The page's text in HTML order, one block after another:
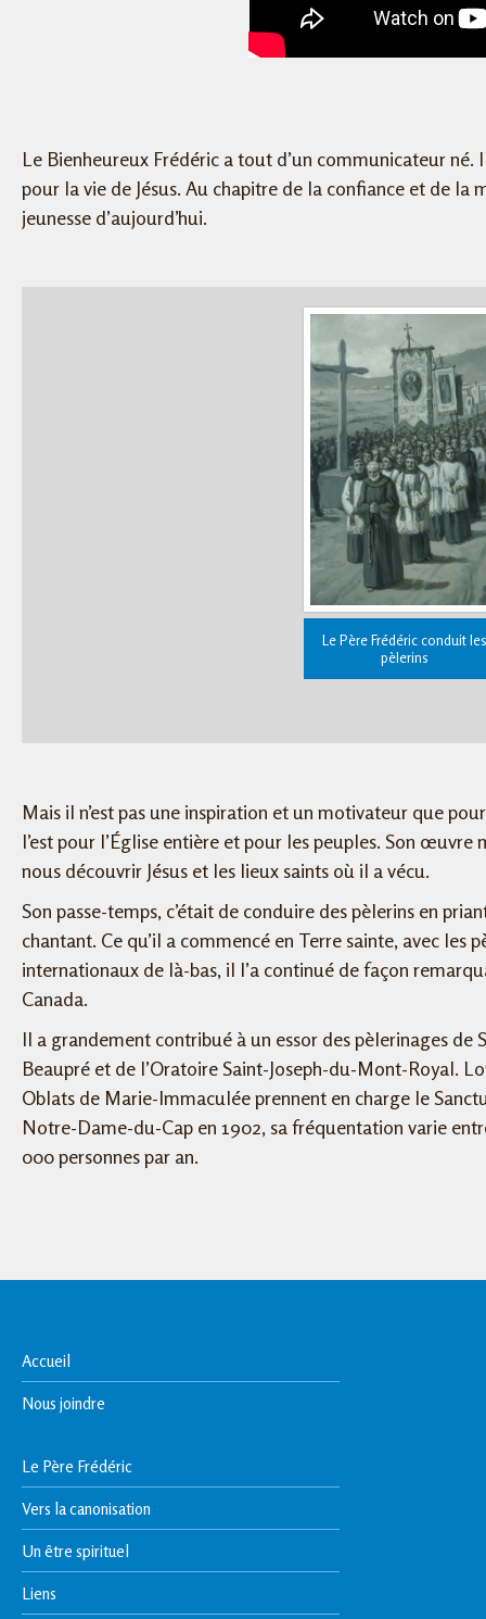
Le Bienheureux Frédéric a tout d’un communicateur
pour la vie de Jésus. Au chapitre de la confiance et de
jeunesse d’aujourd’hui.
Le Père Frédéric conduit
pèlerins
Mais il n’est pas une inspiration et un motivateur que
l’est pour l’Église entière et pour les peuples. Son œuvre
nous découvrir Jésus et les lieux saints où il a vécu.
Son passe-temps, c’était de conduire des pèlerins en
chantant. Ce qu’il a commencé en Terre sainte, avec les
internationaux de là-bas, il l’a continué de façon
Canada.
Il a grandement contribué à un essor des pèlerinages de
Beaupré et de l’Oratoire Saint-Joseph-du-Mont-Royal.
Oblats de Marie-Immaculée prennent en charge le
Notre-Dame-du-Cap en 1902, sa fréquentation varie
000 personnes par an.
Accueil
Nous joindre
Le Père Frédéric
Vers la canonisation
Un être spirituel
Liens